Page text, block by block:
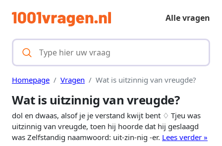
Alle vragen
Homepage Vragen Wat is uitzinnig van vreugde?
Wat is uitzinnig van vreugde?
dol en dwaas, alsof je je verstand kwijt bent ♢ Tjeu was
uitzinnig van vreugde, toen hij hoorde dat hij geslaagd
was Zelfstandig naamwoord: uit-zin-nig -er. Lees verder »